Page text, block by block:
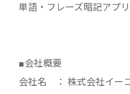
単語・フレーズ暗記アプ
■会社概要
会社名 ： 株式会社イー